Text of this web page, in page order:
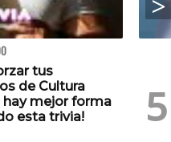
tus
de Cultura
hay mejor forma
esta trivia!